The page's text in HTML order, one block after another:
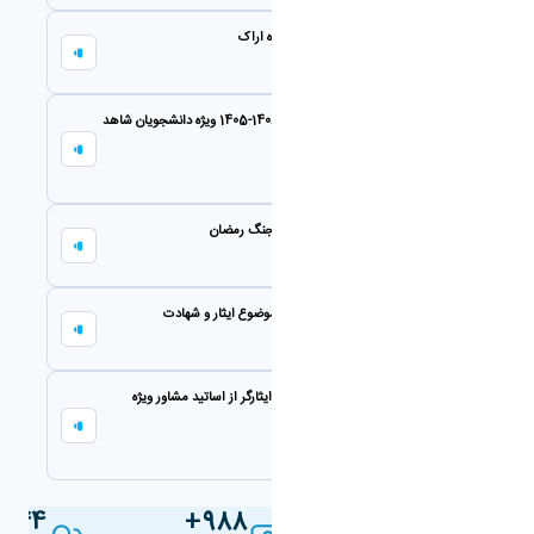
ثبت نام برنامه بازدید از رصد خانه دانشگاه اراک
آغاز ثبت نام نقل و انتقال سال تحصیلی 1406-1405 ویژه دانشجویان شاهد
اعلام سهمیه ایثارگری ( شاهد، جانبازی) جنگ رمضان
حمایت از پایان نامه های دانشجویی با موضوع ایثار و شهادت
اطلاعیه اخذ مشاوره دانشجویان شاهد و ایثارگر از اساتید مشاور ویژه
988
44